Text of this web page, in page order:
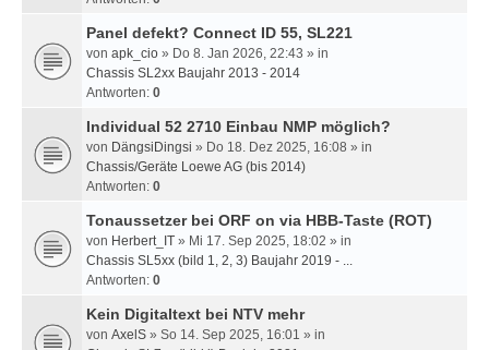
Panel defekt? Connect ID 55, SL221
von apk_cio » Do 8. Jan 2026, 22:43 » in
Chassis SL2xx Baujahr 2013 - 2014
Antworten: 0
Individual 52 2710 Einbau NMP möglich?
von DängsiDingsi » Do 18. Dez 2025, 16:08 » in
Chassis/Geräte Loewe AG (bis 2014)
Antworten: 0
Tonaussetzer bei ORF on via HBB-Taste (ROT)
von Herbert_IT » Mi 17. Sep 2025, 18:02 » in
Chassis SL5xx (bild 1, 2, 3) Baujahr 2019 - ...
Antworten: 0
Kein Digitaltext bei NTV mehr
von AxelS » So 14. Sep 2025, 16:01 » in